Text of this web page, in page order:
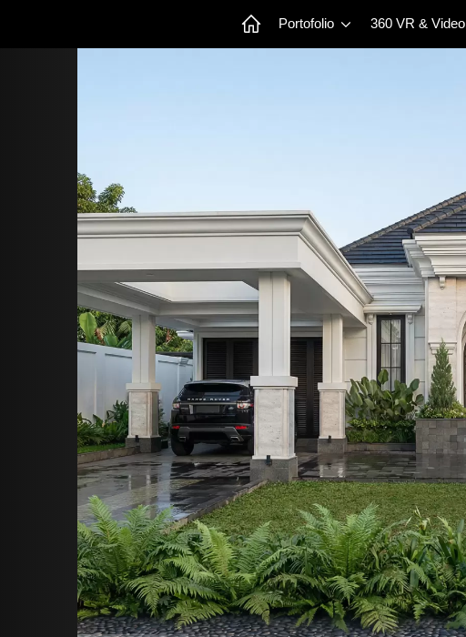
Portofolio 360 VR & Video